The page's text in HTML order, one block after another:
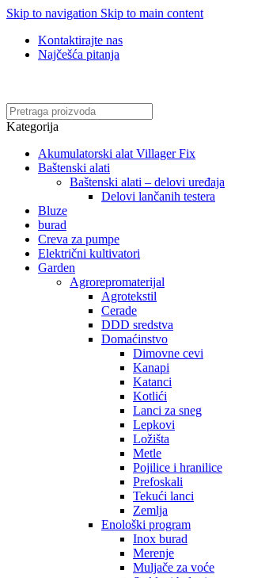
Skip to navigation Skip to main content
Kontaktirajte nas
Najčešća pitanja
Kategorija
Akumulatorski alat Villager Fix
Baštenski alati
Baštenski alati – delovi uređaja
Delovi lančanih testera
Bluze
burad
Creva za pumpe
Električni kultivatori
Garden
Agrorepromaterijal
Agrotekstil
Cerade
DDD sredstva
Domaćinstvo
Dimovne cevi
Kanapi
Katanci
Kotlići
Lanci za sneg
Lepkovi
Ložišta
Metle
Pojilice i hranilice
Prefoskali
Tekući lanci
Zemlja
Enološki program
Inox burad
Merenje
Muljače za voće